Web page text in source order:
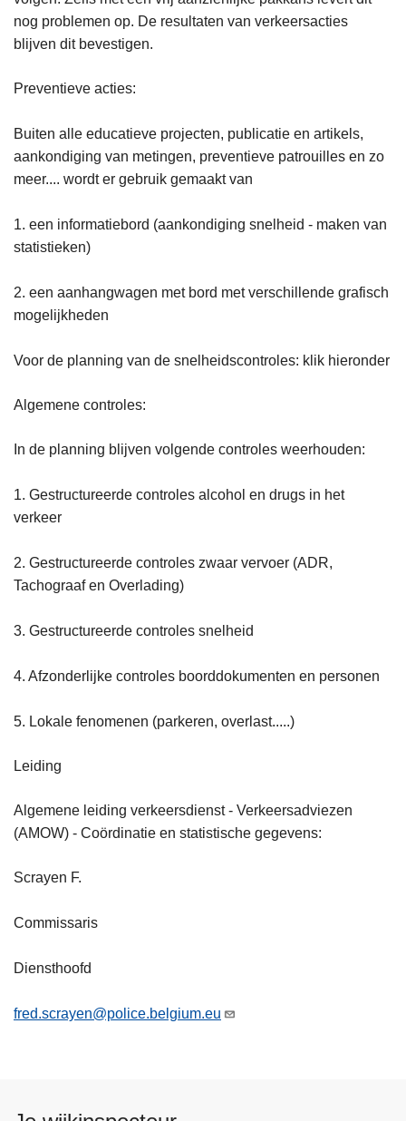
nog problemen op. De resultaten van verkeersacties
blijven dit bevestigen.
Preventieve acties:
Buiten alle educatieve projecten, publicatie en artikels,
aankondiging van metingen, preventieve patrouilles en zo
meer.... wordt er gebruik gemaakt van
1. een informatiebord (aankondiging snelheid - maken van
statistieken)
2. een aanhangwagen met bord met verschillende grafisch
mogelijkheden
Voor de planning van de snelheidscontroles: klik hieronder
Algemene controles:
In de planning blijven volgende controles weerhouden:
1. Gestructureerde controles alcohol en drugs in het
verkeer
2. Gestructureerde controles zwaar vervoer (ADR,
Tachograaf en Overlading)
3. Gestructureerde controles snelheid
4. Afzonderlijke controles boorddokumenten en personen
5. Lokale fenomenen (parkeren, overlast.....)
Leiding
Algemene leiding verkeersdienst - Verkeersadviezen
(AMOW) - Coördinatie en statistische gegevens:
Scrayen F.
Commissaris
Diensthoofd
fred.scrayen@police.belgium.eu